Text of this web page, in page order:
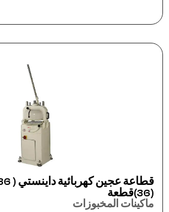
(36)قطعة
ماكينات المخبوزات